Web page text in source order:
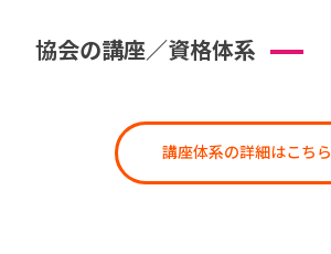
協会の講座／資格体系
講座体系の詳細はこちら